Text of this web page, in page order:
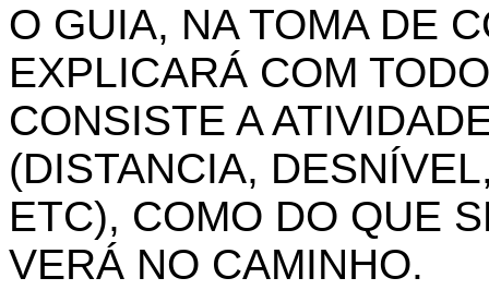
O GUIA, NA TOMA DE
EXPLICARÁ COM
CONSISTE A
(DISTANCIA,
ETC), COMO DO QUE
VERÁ NO CAMINHO.